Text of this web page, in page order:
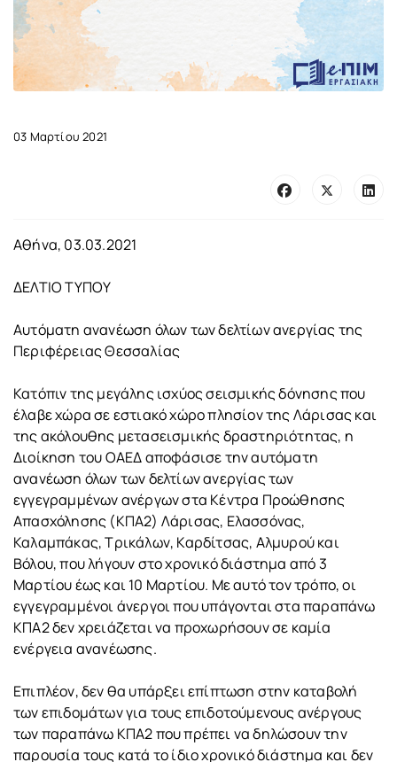
03 Μαρτίου 2021
Αθήνα, 03.03.2021
ΔΕΛΤΙΟ ΤΥΠΟΥ
Αυτόματη ανανέωση όλων των δελτίων ανεργίας της
Περιφέρειας Θεσσαλίας
Κατόπιν της μεγάλης ισχύος σεισμικής δόνησης που
έλαβε χώρα σε εστιακό χώρο πλησίον της Λάρισας και
της ακόλουθης μετασεισμικής δραστηριότητας, η
Διοίκηση του ΟΑΕΔ αποφάσισε την αυτόματη
ανανέωση όλων των δελτίων ανεργίας των
εγγεγραμμένων ανέργων στα Κέντρα Προώθησης
Απασχόλησης (ΚΠΑ2) Λάρισας, Ελασσόνας,
Καλαμπάκας, Τρικάλων, Καρδίτσας, Αλμυρού και
Βόλου, που λήγουν στο χρονικό διάστημα από 3
Μαρτίου έως και 10 Μαρτίου. Με αυτό τον τρόπο, οι
εγγεγραμμένοι άνεργοι που υπάγονται στα παραπάνω
ΚΠΑ2 δεν χρειάζεται να προχωρήσουν σε καμία
ενέργεια ανανέωσης.
Επιπλέον, δεν θα υπάρξει επίπτωση στην καταβολή
των επιδομάτων για τους επιδοτούμενους ανέργους
των παραπάνω ΚΠΑ2 που πρέπει να δηλώσουν την
παρουσία τους κατά το ίδιο χρονικό διάστημα και δεν